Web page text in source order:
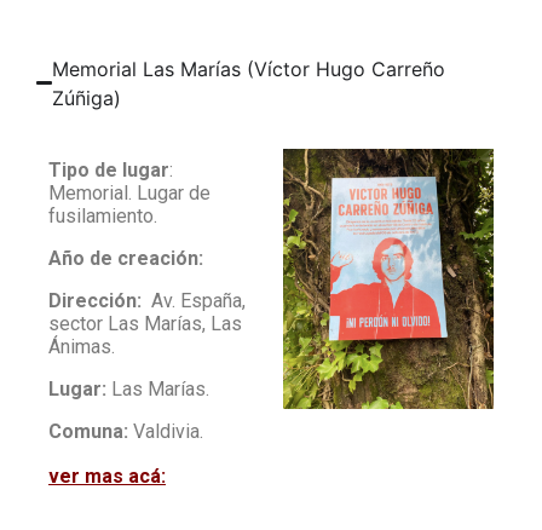
Memorial Las Marías (Víctor Hugo Carreño
Zúñiga)
Tipo de lugar:
Memorial. Lugar de
fusilamiento.
Año de creación:
Dirección: Av. España,
sector Las Marías, Las
Ánimas.
Lugar: Las Marías.
Comuna: Valdivia.
ver mas acá: